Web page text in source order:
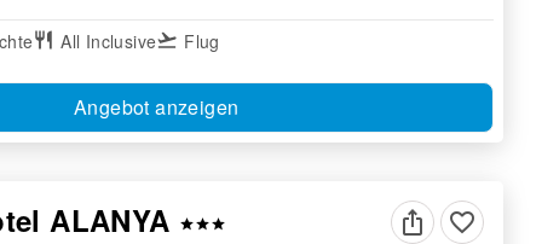
restaurant All Inclusiveflight_takeoff Flug
Angebot anzeigen
ALANYA starstarstar favorite_border